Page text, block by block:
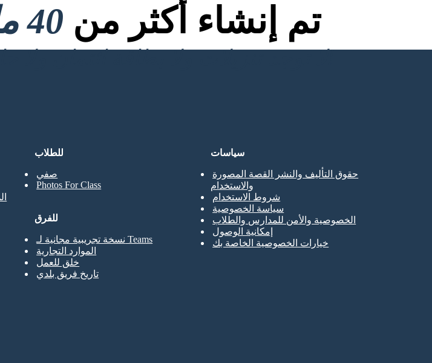
تم إنشاء أكثر من 40 مليون
لا توجد تنزيلات ولا بطاقة ائتمان ولا حاجة إلى تسجيل الدخول للمحاولة!
للطلاب
صفي
Photos For Class
للفرق
نسخة تجريبية مجانية لـ Teams
الموارد التجارية
خلق للعمل
تاريخ فريق بلدي
سياسات
حقوق التأليف والنشر القصة المصورة
والاستخدام
شروط الاستخدام
سياسة الخصوصية
الخصوصية والأمن للمدارس والطلاب
إمكانية الوصول
خيارات الخصوصية الخاصة بك